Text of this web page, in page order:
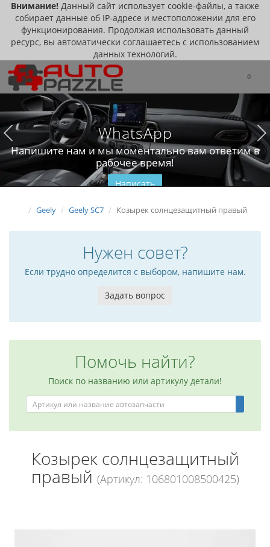
Внимание! Данный сайт использует cookie-файлы, а также
собирает данные об IP-адресе и местоположении для его
функционирования. Продолжая использовать данный
ресурс, вы автоматически соглашаетесь с использованием
данных технологий.
0
WhatsApp
Напишите нам и мы моментально вам ответим в
рабочее время!
Написать
Geely Geely SC7 Козырек солнцезащитный правый
Нужен совет?
Если трудно определится с выбором, напишите нам.
Задать вопрос
Помочь найти?
Поиск по названию или артикулу детали!
Козырек солнцезащитный
правый (Артикул: 106801008500425)